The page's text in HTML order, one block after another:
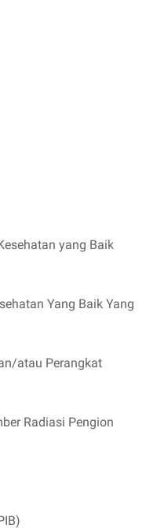
yang Baik
Yang Baik Yang
atau Perangkat
Radiasi Pengion